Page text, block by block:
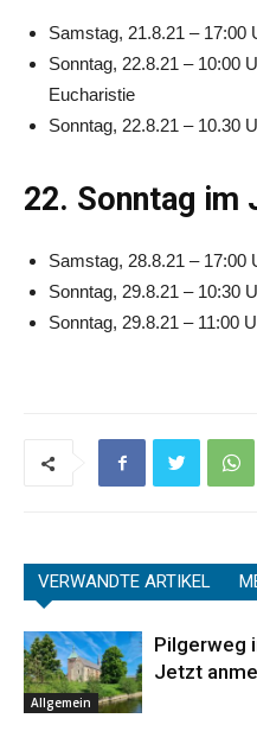
Samstag, 21.8.21 – 17:00
Sonntag, 22.8.21 – 10:00
Eucharistie
Sonntag, 22.8.21 – 10.30
22. Sonntag im
Samstag, 28.8.21 – 17:00
Sonntag, 29.8.21 – 10:30
Sonntag, 29.8.21 – 11:00
VERWANDTE ARTIKEL
Allgemein
Pilgerweg
Jetzt